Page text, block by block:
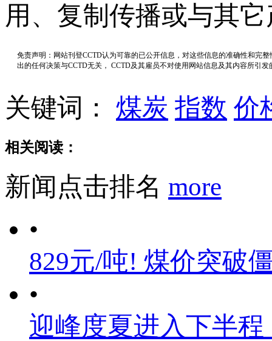
用、复制传播或与其
免责声明：网站刊登CCTD认为可靠的已公开信息，对这些信息的准确性和完
出的任何决策与CCTD无关， CCTD及其雇员不对使用网站信息及其内容所引
关键词： 煤炭 指数 价
相关阅读：
新闻点击排名 more
•
829元/吨! 煤价突破
•
迎峰度夏进入下半